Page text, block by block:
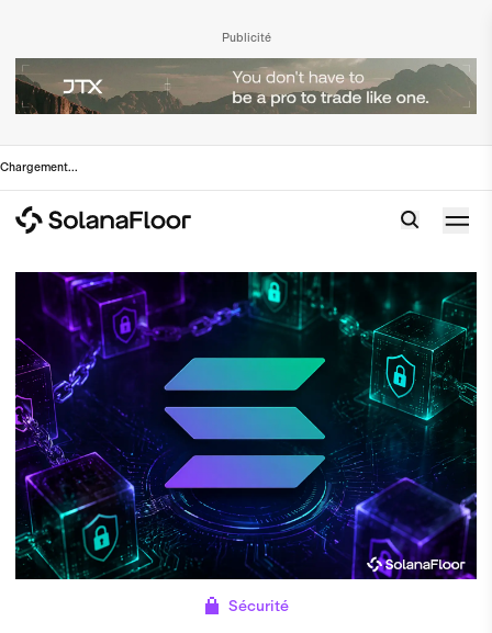
Publicité
Chargement...
Sécurité